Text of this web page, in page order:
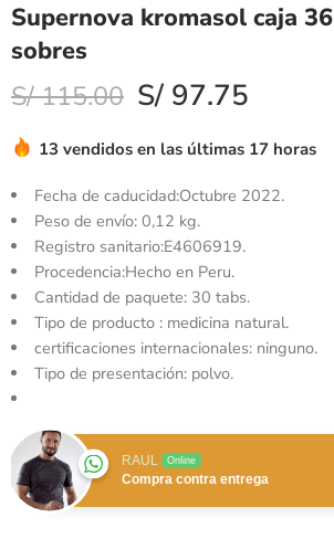
Supernova kromasol caja 36
sobres
S/115.00 S/ 97.75
13 vendidos en las últimas 17 horas
Fecha de caducidad:Octubre 2022.
Peso de envío: 0,12 kg.
Registro sanitario:E4606919.
Procedencia:Hecho en Peru.
Cantidad de paquete: 30 tabs.
Tipo de producto : medicina natural.
certificaciones internacionales: ninguno.
Tipo de presentación: polvo.
RAUL Online
Compra contra entrega